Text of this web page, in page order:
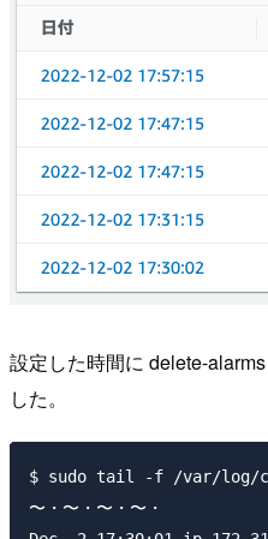
設定した時間に delete-
した。
$ sudo tail -f /var/log/
〜・〜・〜・〜・